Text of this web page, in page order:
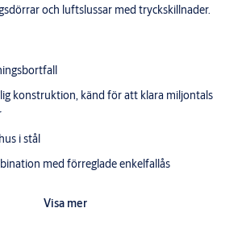
och luftslussar med tryckskillnader.
konstruktion, känd för att klara miljontals
i stål
med förreglade enkelfallås
Visa mer